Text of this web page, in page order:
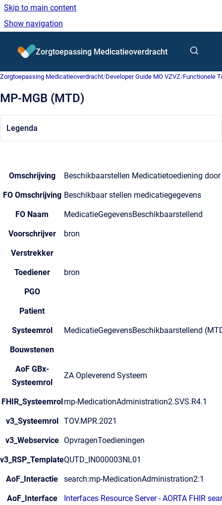
Skip to main content
Show navigation
Go to homepage
Zorgtoepassing Medicatieoverdracht
Zorgtoepassing Medicatieoverdracht/Developer Guide MO VZVZ/Functionele
MP-MGB (MTD)
Legenda
Omschrijving Beschikbaarstellen Medicatietoediening
FO Omschrijving Beschikbaar stellen medicatiegegevens
FO Naam MedicatieGegevensBeschikbaarstellend
Voorschrijver bron
Verstrekker
Toediener bron
PGO
Patient
Systeemrol MedicatieGegevensBeschikbaarstellend
Bouwstenen
AoF GBx-
Systeemrol
ZA Opleverend Systeem
FHIR_Systeemrolmp-MedicationAdministration2.SVS.R4.1
v3_Systeemrol TOV.MPR.2021
v3_Webservice OpvragenToedieningen
v3_RSP_TemplateQUTD_IN000003NL01
AoF_Interactie search:mp-MedicationAdministration2:1
AoF_Interface Interfaces Resource Server - AORTA FHIR